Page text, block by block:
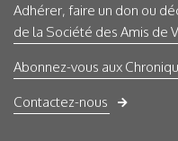
Adhérer, faire un don ou
de la Société des Amis de
Abonnez-vous aux
Contactez-nous